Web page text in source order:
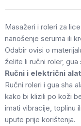
Masažeri i roleri za
nanošenje seruma ili
Odabir ovisi o
želite li ručni roler,
Ručni i električni
Ručni roleri i gua sha
kako bi klizili po koži
imati vibracije, toplinu
upute prije korištenja.